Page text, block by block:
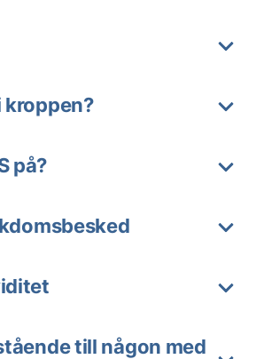
kroppen?
på?
till någon med